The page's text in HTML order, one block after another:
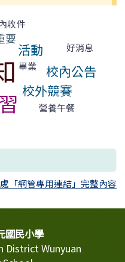
收件
要
活動
好消息
畢業
校內公告
校外競賽
營養午餐
「網管專用連結」完整內容
國民小學
District Wunyuan